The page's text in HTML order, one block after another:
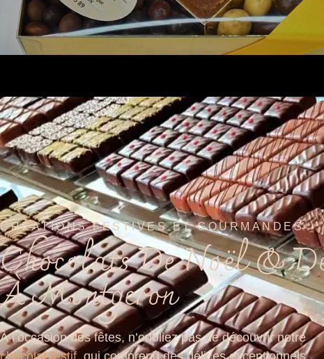
CRÉATIONS FESTIVES ET GOURMANDES
Chocolats De Noël &
À Montgeron
À l’occasion des fêtes, n’oubliez pas de découvrir notre
chocolat festif, qui comprend des délices exceptionnels